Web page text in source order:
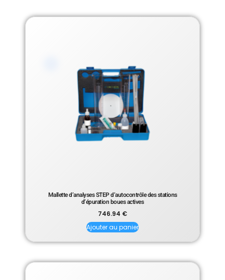
Mallette d’analyses STEP d’autocontrôle des stations
d’épuration boues actives
746.94 €
Ajouter au panier